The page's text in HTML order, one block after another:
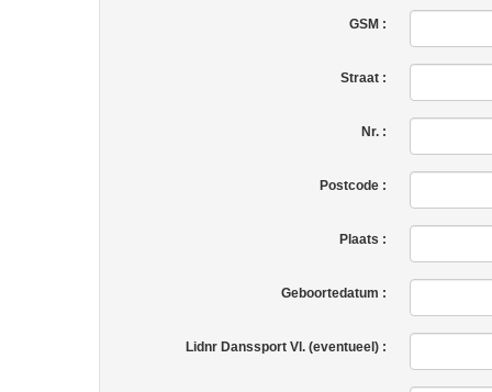
GSM :
Straat :
Nr. :
Postcode :
Plaats :
Geboortedatum :
Lidnr Danssport Vl. (eventueel) :